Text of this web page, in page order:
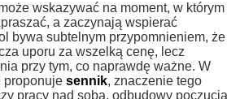
wskazywać na moment, w którym
a zaczynają wspierać
bywa subtelnym przypomnieniem, że
uporu za wszelką cenę, lecz
przy tym, co naprawdę ważne. W
proponuje sennik, znaczenie tego
pracy nad sobą, odbudowy poczucia